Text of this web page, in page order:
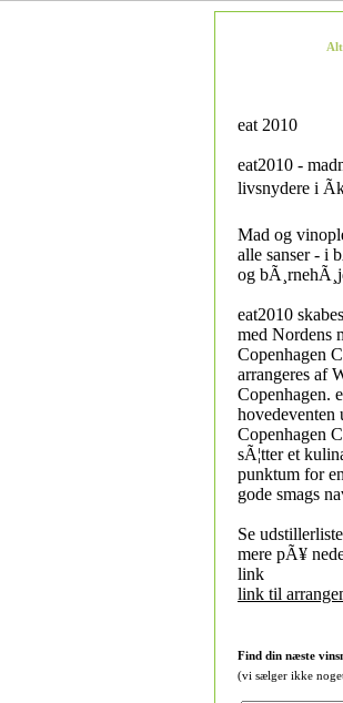
eat 2010
eat2010 -
livsnydere i
Mad og
alle sanser - i
og
eat2010
med Nordens
Copenhagen
arrangeres af
Copenhagen.
hovedeventen
Copenhagen
sÃ¦tter et
punktum for
gode smags
Se
mere pÃ¥
link
link til
Find din næste
(vi sælger ikke